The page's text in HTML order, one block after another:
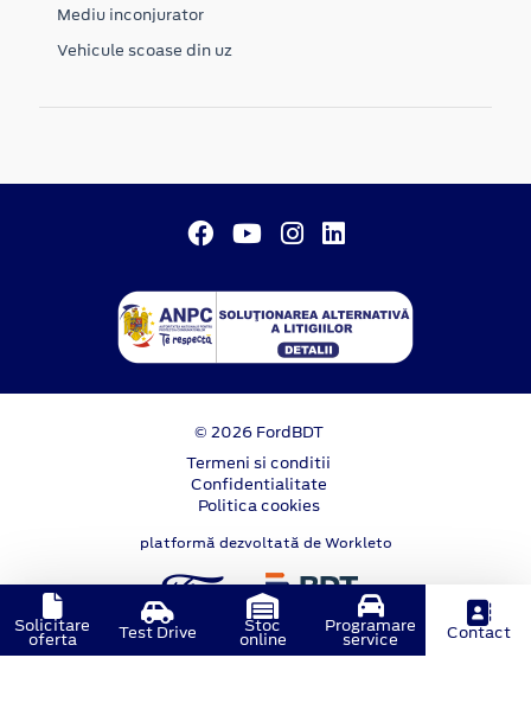
Mediu inconjurator
Vehicule scoase din uz
© 2026 FordBDT
Termeni si conditii
Confidentialitate
Politica cookies
platformă dezvoltată de Workleto
Solicitare
oferta Test Drive Stoc
online
Programare
service Contact